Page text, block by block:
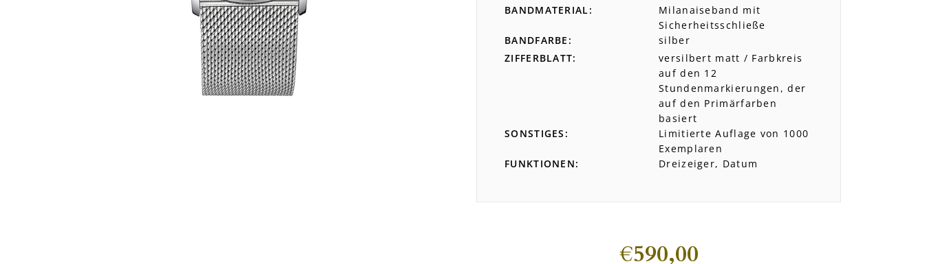
BANDMATERIAL
Milanaiseband mit
Sicherheitsschließe
BANDFARBE
silber
ZIFFERBLATT
versilbert matt / Farbkreis
auf den 12
Stundenmarkierungen, der
auf den Primärfarben
basiert
SONSTIGES
Limitierte Auflage von 1000
Exemplaren
FUNKTIONEN
Dreizeiger, Datum
€590,00